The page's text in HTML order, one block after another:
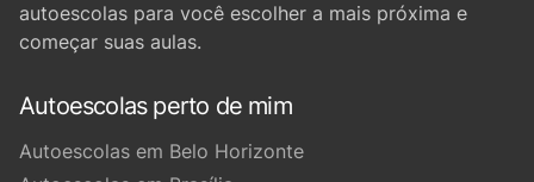
autoescolas para você escolher a mais próxima e
começar suas aulas.
Autoescolas perto de mim
Autoescolas em Belo Horizonte